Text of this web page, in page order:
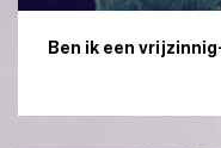
Ben ik een